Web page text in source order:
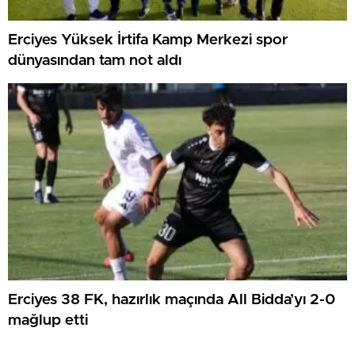
Erciyes Yüksek İrtifa Kamp Merkezi spor
dünyasından tam not aldı
Erciyes 38 FK, hazırlık maçında All Bidda’yı 2-0
mağlup etti